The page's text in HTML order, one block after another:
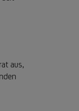
aus,